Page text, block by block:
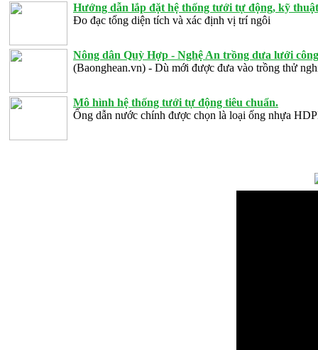
Hướng dẫn lắp đặt hệ thống tưới tự động, kỹ
Đo đạc tổng diện tích và xác định vị trí ngôi
Nông dân Quỳ Hợp - Nghệ An trồng dưa lưới
(Baonghean.vn) - Dù mới được đưa vào trồng thử
Mô hình hệ thống tưới tự động tiêu chuẩn.
Ống dẫn nước chính được chọn là loại ống nhựa